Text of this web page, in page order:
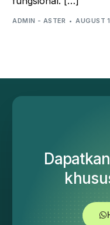
ADMIN - ASTER AUGUST